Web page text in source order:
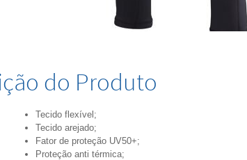
do Produto
Tecido flexível;
Tecido arejado;
Fator de proteção UV50+;
Proteção anti térmica;